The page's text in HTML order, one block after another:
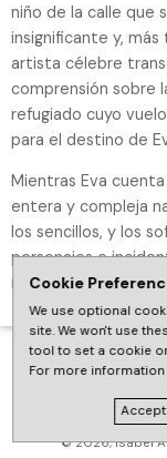
niño de la calle que
insignificante y, más
artista célebre
comprensión sobre
refugiado cuyo
para el destino de
Mientras Eva
entera y compleja
los sencillos, y los
personajes e
novela que va a
© 2026, Isabel
Cookie
We use optional
site. We won't use
tool to set a cookie
For more